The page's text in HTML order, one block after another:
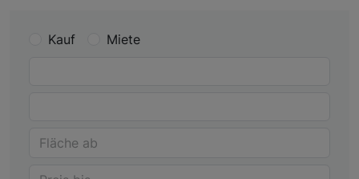
Kauf Miete